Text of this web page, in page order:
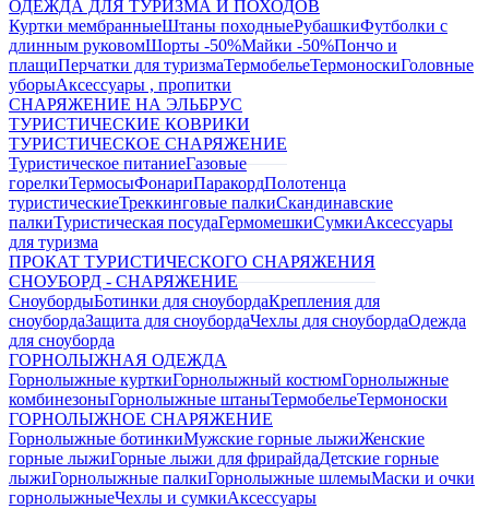
ОДЕЖДА ДЛЯ ТУРИЗМА И ПОХОДОВ
Куртки мембранныеШтаны походныеРубашкиФутболки с
длинным руковомШорты -50%Майки -50%Пончо и
плащиПерчатки для туризмаТермобельеТермоноскиГоловные
уборыАксессуары , пропитки
СНАРЯЖЕНИЕ НА ЭЛЬБРУС
ТУРИСТИЧЕСКИЕ КОВРИКИ
ТУРИСТИЧЕСКОЕ СНАРЯЖЕНИЕ
Туристическое питаниеГазовые
горелкиТермосыФонариПаракордПолотенца
туристическиеТреккинговые палкиСкандинавские
палкиТуристическая посудаГермомешкиСумкиАксессуары
для туризма
ПРОКАТ ТУРИСТИЧЕСКОГО СНАРЯЖЕНИЯ
СНОУБОРД - СНАРЯЖЕНИЕ
СноубордыБотинки для сноубордаКрепления для
сноубордаЗащита для сноубордаЧехлы для сноубордаОдежда
для сноуборда
ГОРНОЛЫЖНАЯ ОДЕЖДА
Горнолыжные курткиГорнолыжный костюмГорнолыжные
комбинезоныГорнолыжные штаныТермобельеТермоноски
ГОРНОЛЫЖНОЕ СНАРЯЖЕНИЕ
Горнолыжные ботинкиМужские горные лыжиЖенские
горные лыжиГорные лыжи для фрирайдаДетские горные
лыжиГорнолыжные палкиГорнолыжные шлемыМаски и очки
горнолыжныеЧехлы и сумкиАксессуары